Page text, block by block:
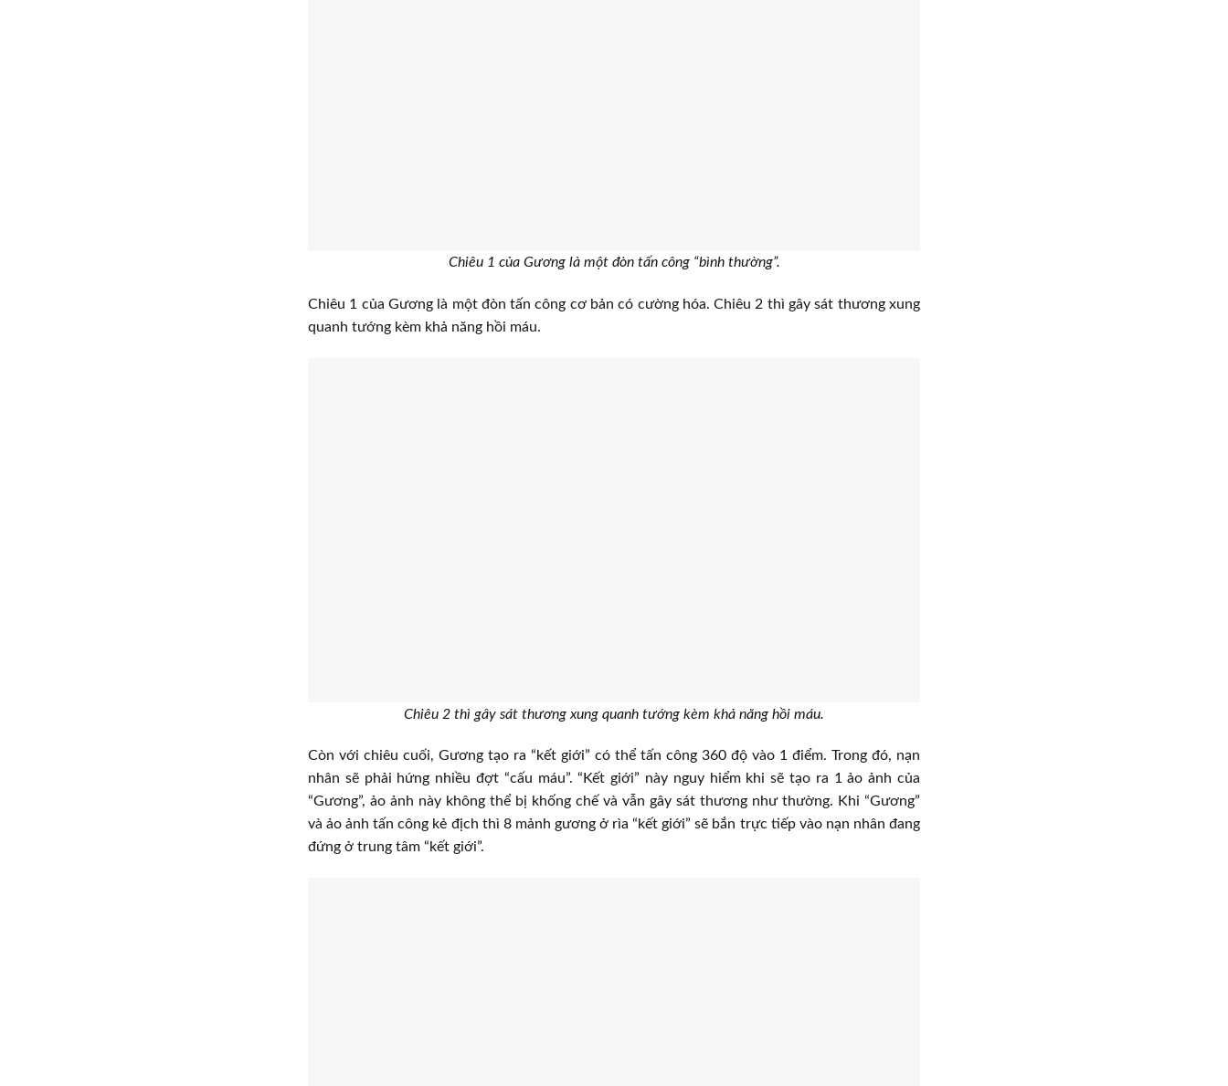
Chiêu 1 của Gương là một đòn tấn công “bình thường”.
Chiêu 1 của Gương là một đòn tấn công cơ bản có cường hóa. Chiêu 2 thì gây sát thương xung
quanh tướng kèm khả năng hồi máu.
Chiêu 2 thì gây sát thương xung quanh tướng kèm khả năng hồi máu.
Còn với chiêu cuối, Gương tạo ra “kết giới” có thể tấn công 360 độ vào 1 điểm. Trong đó, nạn
nhân sẽ phải hứng nhiều đợt “cấu máu”. “Kết giới” này nguy hiểm khi sẽ tạo ra 1 ảo ảnh của
“Gương”, ảo ảnh này không thể bị khống chế và vẫn gây sát thương như thường. Khi “Gương”
và ảo ảnh tấn công kẻ địch thì 8 mảnh gương ở rìa “kết giới” sẽ bắn trực tiếp vào nạn nhân đang
đứng ở trung tâm “kết giới”.